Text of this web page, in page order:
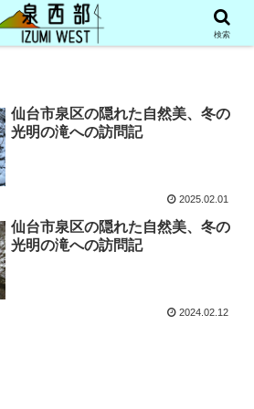
仙台市泉区の隠れた自然美、冬の
光明の滝への訪問記
2025.02.01
仙台市泉区の隠れた自然美、冬の
光明の滝への訪問記
2024.02.12
検索